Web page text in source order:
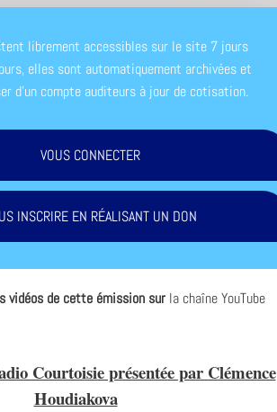
librement accessibles sur le site 7 jours
elles sont automatiquement archivées et
d'un compte auditeurs à jour de cotisation.
VOUS CONNECTER
INSCRIRE EN RÉALISANT UN DON
de cette émission sur la chaîne YouTube
Courtoisie présentée par Clémence
Houdiakova